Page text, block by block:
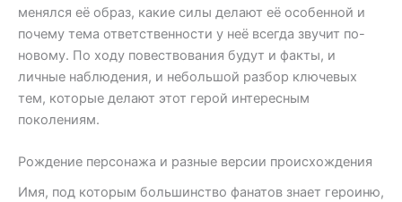
менялся её образ, какие силы делают её особенной и
почему тема ответственности у неё всегда звучит по-
новому. По ходу повествования будут и факты, и
личные наблюдения, и небольшой разбор ключевых
тем, которые делают этот герой интересным
поколениям.
Рождение персонажа и разные версии происхождения
Имя, под которым большинство фанатов знает героиню,